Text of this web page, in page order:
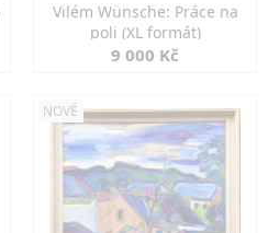
Vilém Wünsche: Práce na
poli (XL formát)
9 000 Kč
NOVÉ